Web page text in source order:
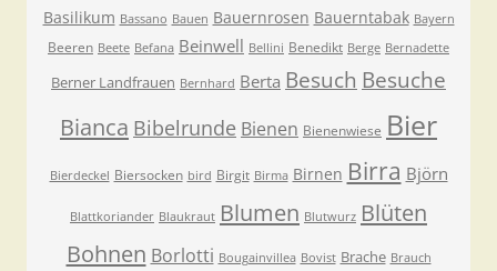
Basilikum Bassano Bauen Bauernrosen Bauerntabak Bayern
Beeren Beete Befana Beinwell Bellini Benedikt Berge Bernadette
Berner Landfrauen Bernhard Berta Besuch Besuche
Bianca Bibelrunde Bienen Bienenwiese Bier
Bierdeckel Biersocken bird Birgit Birma Birnen Birra Björn
Blattkoriander Blaukraut Blumen Blutwurz Blüten
Bohnen Borlotti Bougainvillea Bovist Brache Brauch